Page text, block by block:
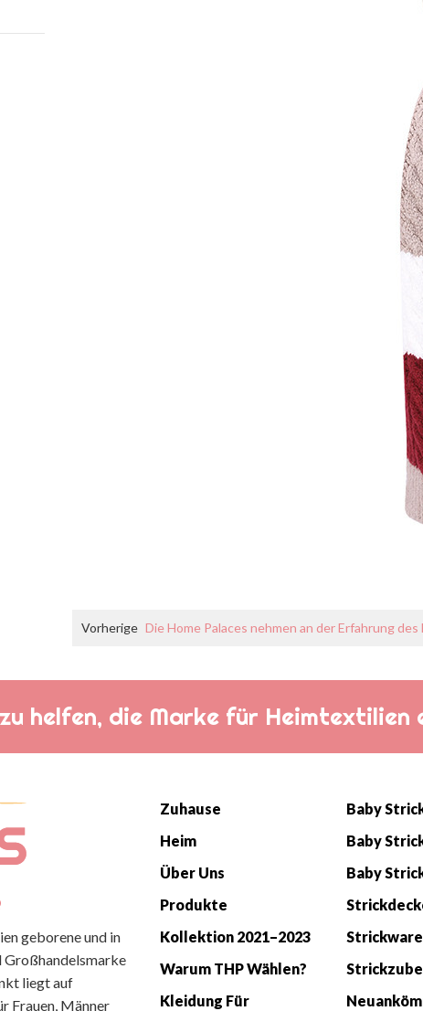
Vorherige Die Home Palaces nehmen an der Erfahrung
helfen, die Marke für
geborene und in
Großhandelsmarke
liegt auf
Frauen, Männer
Zuhause
Heim
Über Uns
Produkte
Kollektion 2021–2023
Warum THP Wählen?
Kleidung Für
Baby
Baby